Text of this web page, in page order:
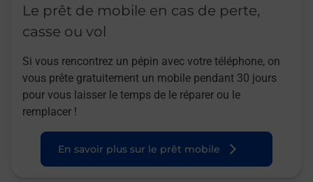
Le prêt de mobile en cas de perte,
casse ou vol
Si vous rencontrez un pépin avec votre téléphone, on
vous prête gratuitement un mobile pendant 30 jours
pour vous laisser le temps de le réparer ou le
remplacer !
En savoir plus sur le prêt mobile